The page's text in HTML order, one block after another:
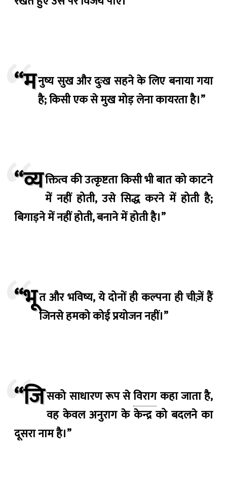
“मनुष्य सुख और दुःख सहने के लिए बनाया गया
है; किसी एक से मुख मोड़ लेना कायरता है।”
“व्यक्तित्व की उत्कृष्टता किसी भी बात को काटने
में नहीं होती, उसे सिद्ध करने में होती है;
बिगाड़ने में नहीं होती, बनाने में होती है।”
“भूत और भविष्य, ये दोनों ही कल्पना ही चीज़ें हैं
जिनसे हमको कोई प्रयोजन नहीं।”
“जिसको साधारण रूप सेविरागकहा जाता है,
वह केवल अनुराग के केन्द्र को बदलने का
दूसरा नाम है।”